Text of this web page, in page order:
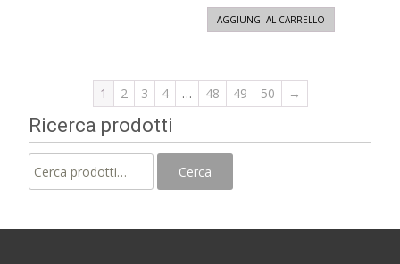
AGGIUNGI AL CARRELLO
1 2 3 4 … 48 49 50 →
Ricerca prodotti
Cerca: Cerca